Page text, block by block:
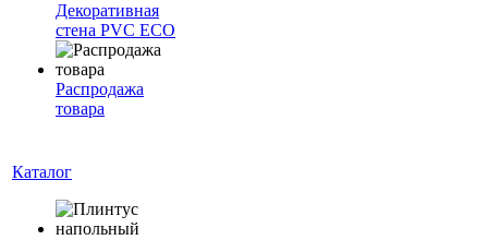
Декоративная
стена PVC ECO
Распродажа
товара
Каталог